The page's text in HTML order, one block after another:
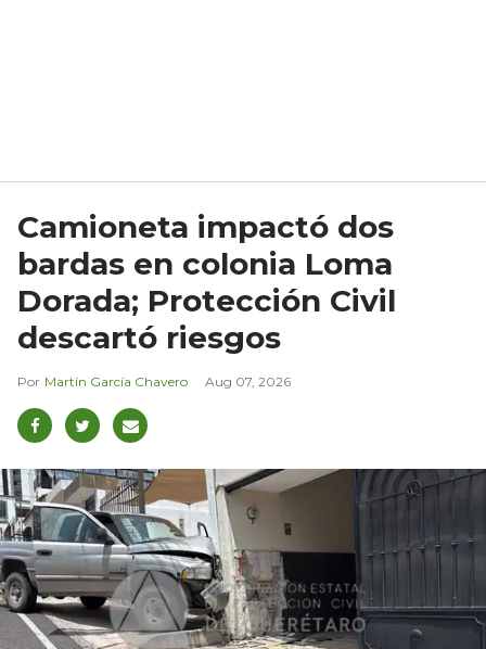
Camioneta impactó dos
bardas en colonia Loma
Dorada; Protección Civil
descartó riesgos
Martín García Chavero Aug 07, 2026